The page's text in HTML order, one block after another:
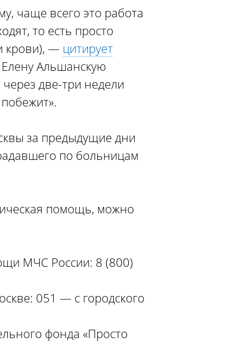
чаще всего это работа
то есть просто
крови), — цитирует
Альшанскую
две-три недели
за предыдущие дни
по больницам
помощь, можно
МЧС России: 8 (800)
051 — с городского
фонда «Просто